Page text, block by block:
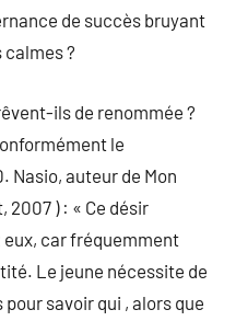
de succès bruyant
calmes ?
ils de renommée ?
le
Nasio, auteur de Mon
2007 ) : « Ce désir
car fréquemment
Le jeune nécessite de
savoir qui , alors que